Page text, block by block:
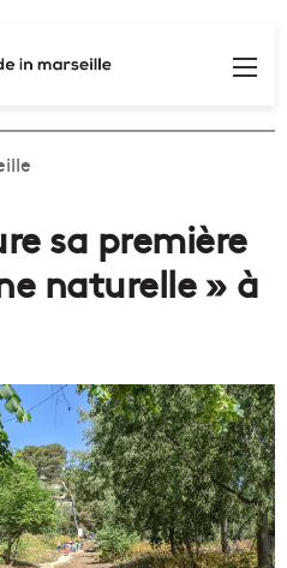
sa première
naturelle » à